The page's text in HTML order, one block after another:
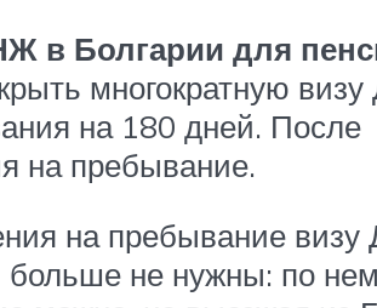
в Болгарии для
многократную
на 180 дней.
на пребывание.
на пребывание визу
не нужны: по